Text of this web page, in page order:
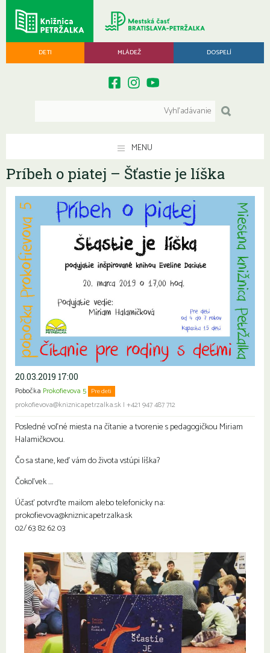
DETI MLÁDEŽ DOSPELÍ
MENU
Príbeh o piatej – Šťastie je líška
20.03.2019 17:00
Pobočka Prokofievova 5 Pre deti
prokofievova@kniznicapetrzalka.sk | +421 947 487 712
Posledné voľné miesta na čítanie a tvorenie s pedagogičkou Miriam
Halamičkovou.
Čo sa stane, keď vám do života vstúpi líška?
Čokoľvek ….
Účasť potvrďte mailom alebo telefonicky na:
prokofievova@kniznicapetrzalka.sk
02/ 63 82 62 03